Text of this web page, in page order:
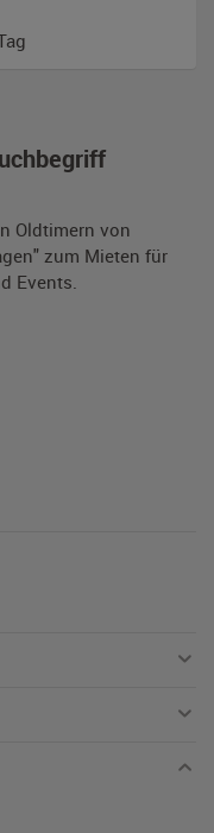
Oldtimern von
zum Mieten für
Events.